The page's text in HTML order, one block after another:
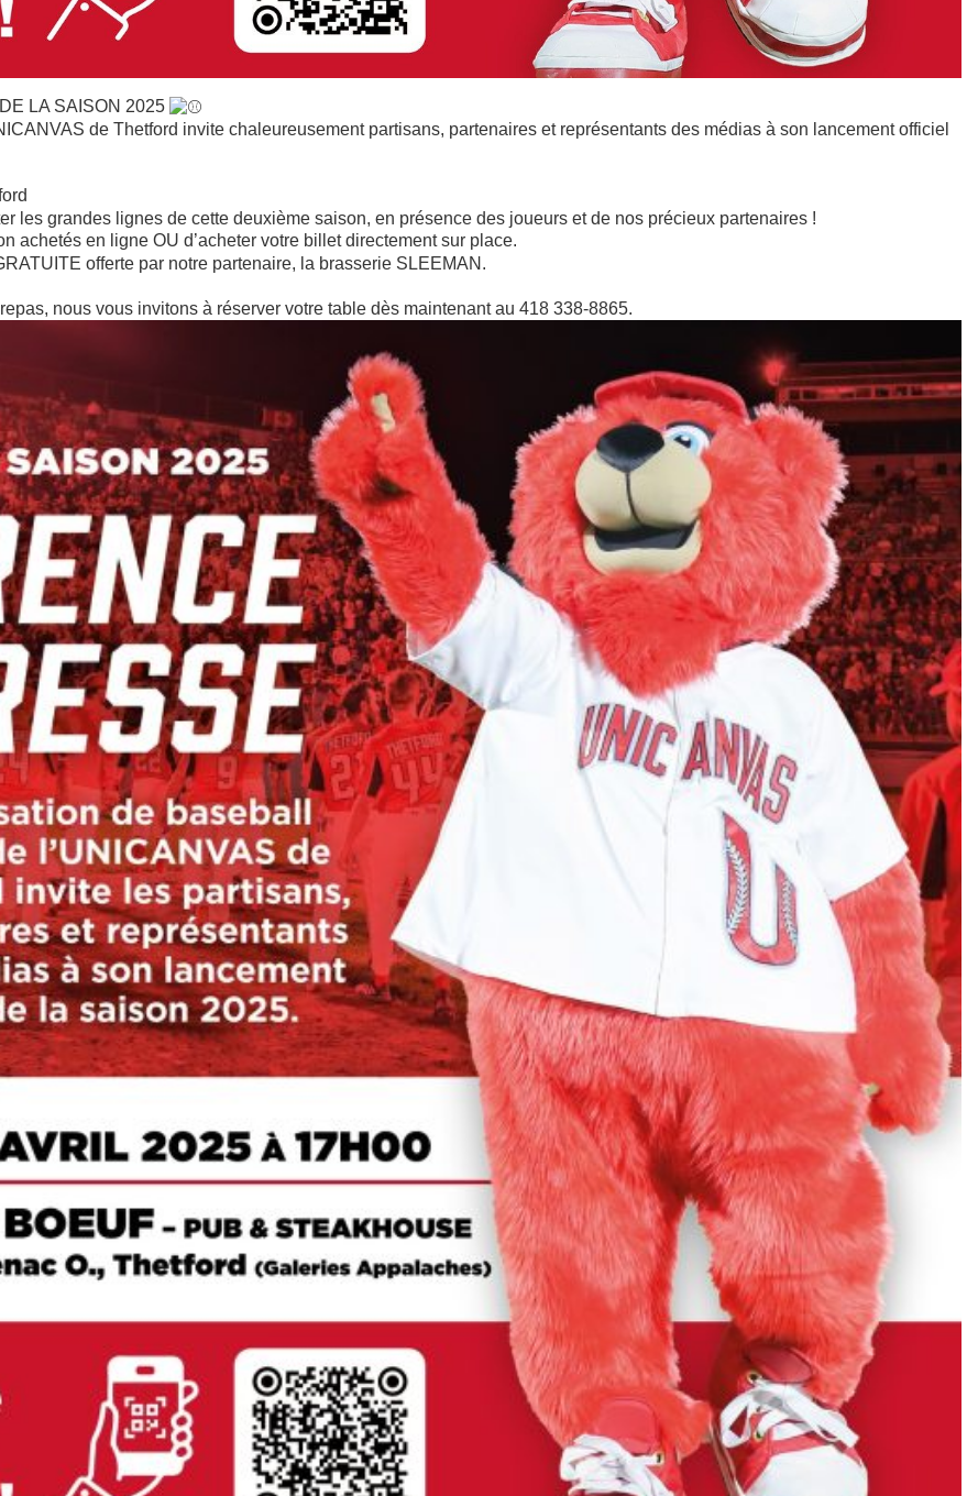
LA SAISON 2025
de Thetford invite chaleureusement partisans, partenaires et représentants des médias à son lancement officiel
les grandes lignes de cette deuxième saison, en présence des joueurs et de nos précieux partenaires !
achetés en ligne OU d’acheter votre billet directement sur place.
offerte par notre partenaire, la brasserie SLEEMAN.
nous vous invitons à réserver votre table dès maintenant au 418 338-8865.